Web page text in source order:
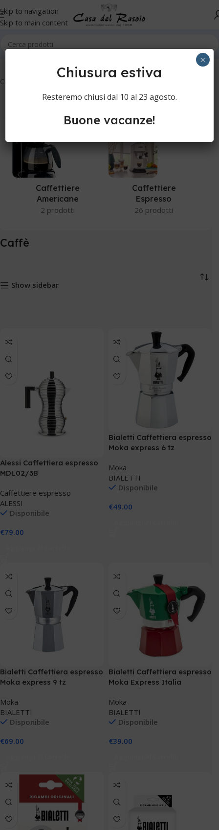
Skip to navigation
Skip to main content
Caffè
Caffettiere
Americane
2 prodotti
Caffettiere
Espresso
26 prodotti
Caffè
Show sidebar
Alessi Caffettiera espresso
MDL02/3B
Caffettiere espresso
ALESSI
Disponibile
€79.00
Bialetti Caffettiera espresso
Moka express 6 tz
Moka
BIALETTI
Disponibile
€49.00
Bialetti Caffettiera espresso
Moka express 9 tz
Moka
BIALETTI
Disponibile
€69.00
Bialetti Caffettiera espresso
Moka Express Italia
Moka
BIALETTI
Disponibile
€39.00
Chiusura estiva
Resteremo chiusi dal 10 al 23 agosto.
Buone vacanze!
×